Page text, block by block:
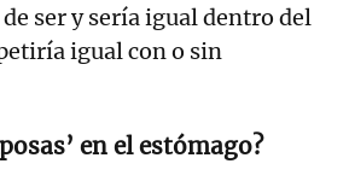
ser y sería igual dentro del
igual con o sin
en el estómago?